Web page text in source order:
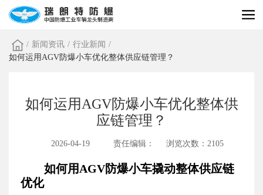
/ 新闻资讯 / 行业新闻 /
如何运用AGV防爆小车优化整体供应链管理？
如何运用AGV防爆小车优化整体供
应链管理？
2026-04-19 责任编辑： 浏览次数：2105
如何用AGV防爆小车撬动整体供应链
优化